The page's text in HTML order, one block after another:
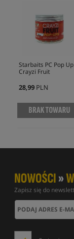
Starbaits PC Pop
Crayzi Fruit
28,99 PLN
BRAK TOWARU
NOWOŚCI»
Zapisz się do